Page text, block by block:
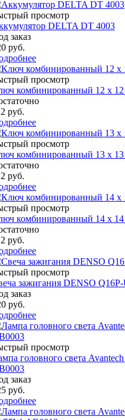
просмотр
DELTA DT 4003
заказ
руб.
просмотр
комбинированный 12 х
руб.
просмотр
комбинированный 13 х
руб.
просмотр
комбинированный 14 х
руб.
просмотр
зажигания DENSO Q16P-
заказ
руб.
просмотр
головного света
заказ
руб.